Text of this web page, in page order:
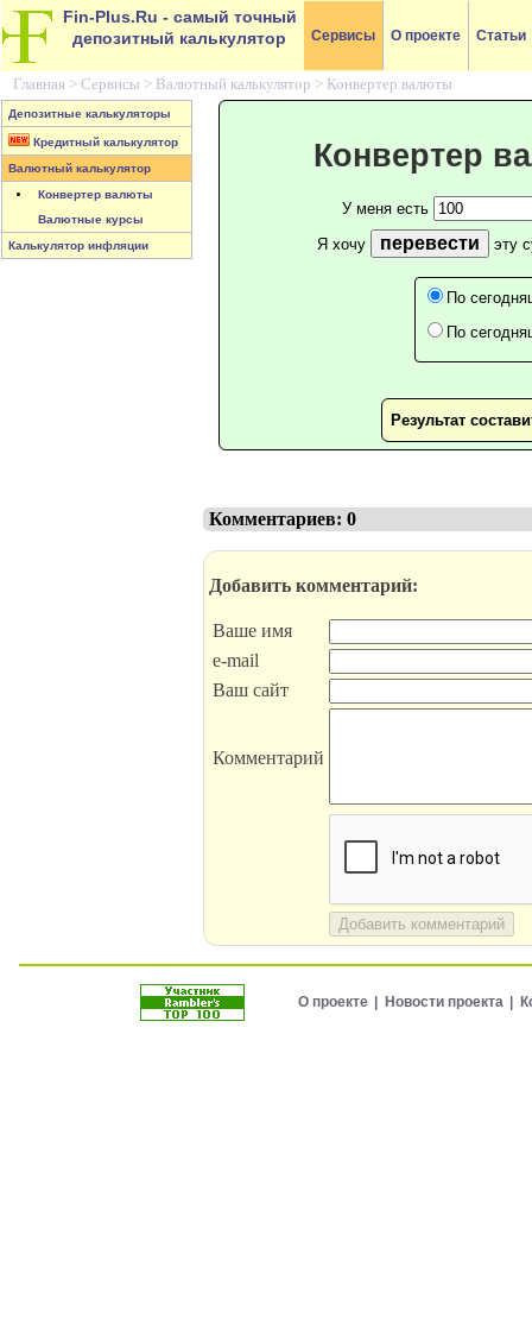
Fin-Plus.Ru - самый точный
депозитный калькулятор
Сервисы О проекте Статьи
Главная > Сервисы > Валютный калькулятор > Конвертер валюты
Депозитные калькуляторы
Кредитный калькулятор
Валютный калькулятор
Конвертер валюты
Валютные курсы
Калькулятор инфляции
Конвертер
У меня есть
Я хочу
перевести эту
По
По
Результат
Комментариев: 0
Добавить комментарий:
Ваше имя
e-mail
Ваш сайт
Комментарий
Добавить комментарий
О проекте Новости проекта